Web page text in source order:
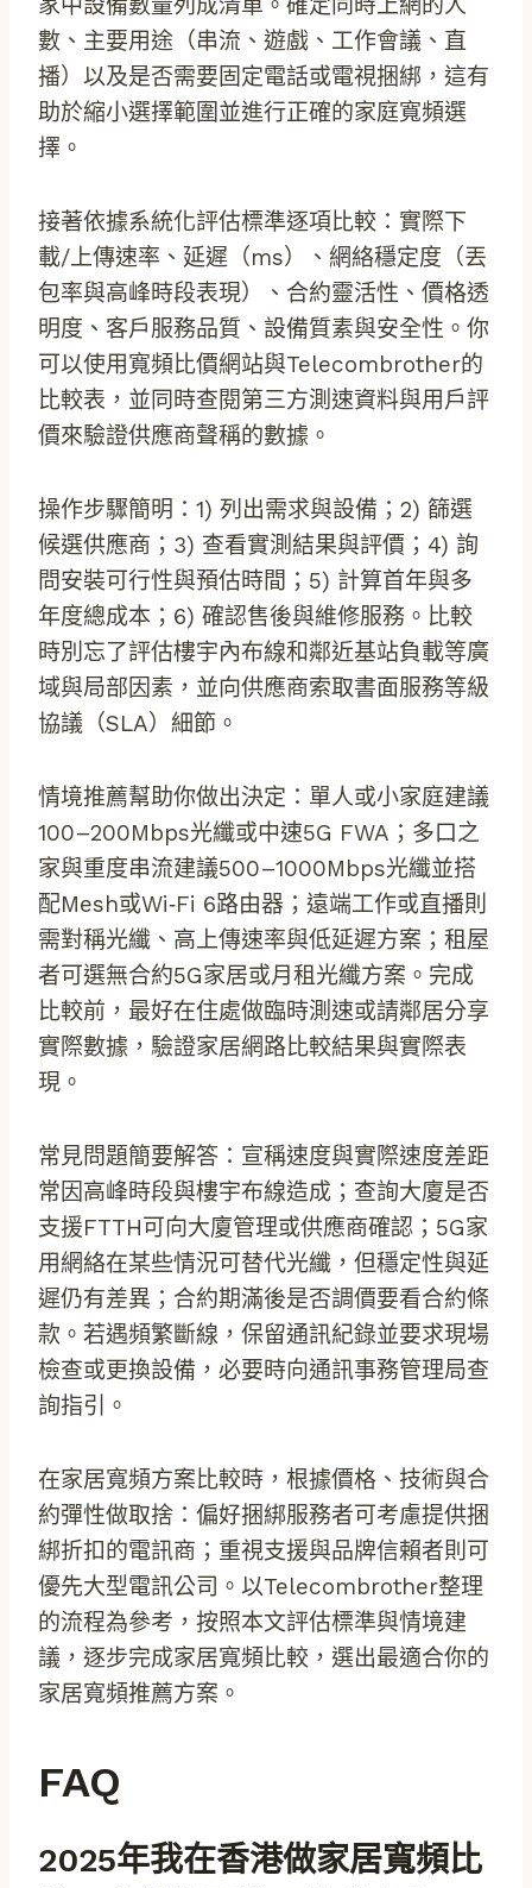
數、主要用途（串流、遊戲、工作會議、直
播）以及是否需要固定電話或電視捆綁，這有
助於縮小選擇範圍並進行正確的家庭寬頻選
擇。
接著依據系統化評估標準逐項比較：實際下
載/上傳速率、延遲（ms）、網絡穩定度（丟
包率與高峰時段表現）、合約靈活性、價格透
明度、客戶服務品質、設備質素與安全性。你
可以使用寬頻比價網站與Telecombrother的
比較表，並同時查閱第三方測速資料與用戶評
價來驗證供應商聲稱的數據。
操作步驟簡明：1) 列出需求與設備；2) 篩選
候選供應商；3) 查看實測結果與評價；4) 詢
問安裝可行性與預估時間；5) 計算首年與多
年度總成本；6) 確認售後與維修服務。比較
時別忘了評估樓宇內布線和鄰近基站負載等廣
域與局部因素，並向供應商索取書面服務等級
協議（SLA）細節。
情境推薦幫助你做出決定：單人或小家庭建議
100–200Mbps光纖或中速5G FWA；多口之
家與重度串流建議500–1000Mbps光纖並搭
配Mesh或Wi‑Fi 6路由器；遠端工作或直播則
需對稱光纖、高上傳速率與低延遲方案；租屋
者可選無合約5G家居或月租光纖方案。完成
比較前，最好在住處做臨時測速或請鄰居分享
實際數據，驗證家居網路比較結果與實際表
現。
常見問題簡要解答：宣稱速度與實際速度差距
常因高峰時段與樓宇布線造成；查詢大廈是否
支援FTTH可向大廈管理或供應商確認；5G家
用網絡在某些情況可替代光纖，但穩定性與延
遲仍有差異；合約期滿後是否調價要看合約條
款。若遇頻繁斷線，保留通訊紀錄並要求現場
檢查或更換設備，必要時向通訊事務管理局查
詢指引。
在家居寬頻方案比較時，根據價格、技術與合
約彈性做取捨：偏好捆綁服務者可考慮提供捆
綁折扣的電訊商；重視支援與品牌信賴者則可
優先大型電訊公司。以Telecombrother整理
的流程為參考，按照本文評估標準與情境建
議，逐步完成家居寬頻比較，選出最適合你的
家居寬頻推薦方案。
FAQ
2025年我在香港做家居寬頻比